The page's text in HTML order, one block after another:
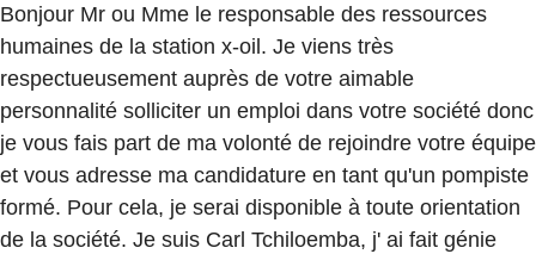
Bonjour Mr ou Mme le responsable des ressources
humaines de la station x-oil. Je viens très
respectueusement auprès de votre aimable
personnalité solliciter un emploi dans votre société donc
je vous fais part de ma volonté de rejoindre votre équipe
et vous adresse ma candidature en tant qu'un pompiste
formé. Pour cela, je serai disponible à toute orientation
de la société. Je suis Carl Tchiloemba, j' ai fait génie